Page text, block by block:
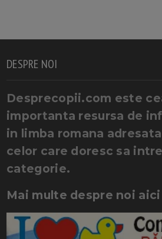
DESPRE NOI
Desprecopii.com este
importanta resursa de
in limba romana
celor care doresc sa
categorie.
Mai multe despre noi aici